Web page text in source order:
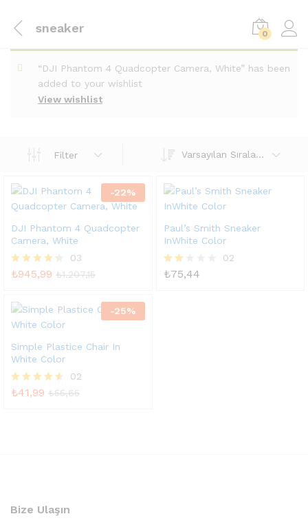
sneaker 0
View wishlist
“DJI Phantom 4 Quadcopter Camera, White” has been
added to your wishlist
Filter Varsayılan Sıralama
-22%
DJI Phantom 4 Quadcopter
Camera, White
5
oy aldı
03
₺945,99 ₺1.207,15
Paul’s Smith Sneaker
InWhite Color
5
02
₺75,44
-25%
Simple Plastice Chair In
White Color
5
02
₺41,99 ₺55,65
Bize Ulaşın